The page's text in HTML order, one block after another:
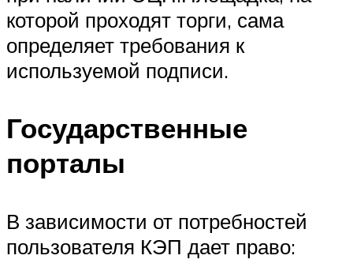
которой проходят торги, сама
определяет требования к
используемой подписи.
Государственные
порталы
В зависимости от потребностей
пользователя КЭП дает право: